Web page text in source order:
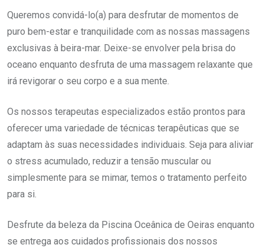
Queremos convidá-lo(a) para desfrutar de momentos de
puro bem-estar e tranquilidade com as nossas massagens
exclusivas à beira-mar. Deixe-se envolver pela brisa do
oceano enquanto desfruta de uma massagem relaxante que
irá revigorar o seu corpo e a sua mente.
Os nossos terapeutas especializados estão prontos para
oferecer uma variedade de técnicas terapêuticas que se
adaptam às suas necessidades individuais. Seja para aliviar
o stress acumulado, reduzir a tensão muscular ou
simplesmente para se mimar, temos o tratamento perfeito
para si.
Desfrute da beleza da Piscina Oceânica de Oeiras enquanto
se entrega aos cuidados profissionais dos nossos